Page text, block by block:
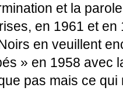
et la
en 1961 et
en veuillent
» en 1958 avec
pas mais ce